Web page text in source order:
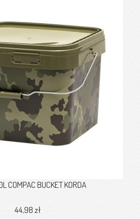
COMPAC BUCKET KORDA
44,98 zł